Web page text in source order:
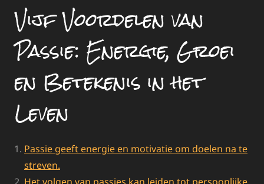
Vijf Voordelen van
Passie: Energie, Groei
en Betekenis in het
Leven
Passie geeft energie en motivatie om doelen na te
streven.